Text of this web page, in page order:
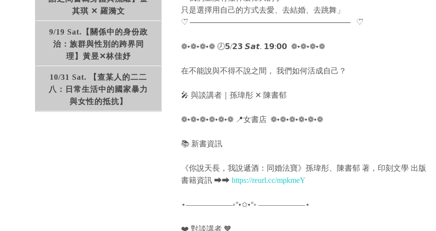
其琪 ✕ 羅漪文
9/19 Sat.【關係中的身份政
治：族群與性別的跨界同
理】黃昱✕林佳妤
10/31 Sat. 【查某人的二二
八：日常生活中的國家暴力
與女性的抵抗】
只是選擇用自己的方式去愛、去結婚、去跳舞」
♡⃛ ──────────────────────────────⠀♡⃛
❁•❁•❁•❁ 🕗𝟱/𝟮𝟯 𝙎𝙖𝙩. 𝟭𝟵:𝟬𝟬 ​ ❁•❁•❁•❁
在不能說與不得不說之間， 我們如何活成自己？
🎤 與談講者｜孫瑋彤 ✕ 陳書郁
❁•❁•❁•❁•❁•❁ 📍女書店 ​ ❁•❁•❁•❁•❁•❁
📚 新書資訊
《你說天長，我說遞酒：同婚法寶》孫瑋彤、陳書郁 著，印刻文學 出版
書籍資訊 ⮕⮕ https://reurl.cc/mpkmeY
⋆——————◦°•✩•°◦ ——————⋆
❤️️ 對談講者 🧡